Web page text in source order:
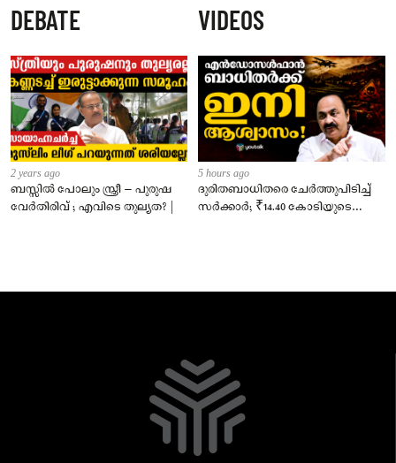
DEBATE
2 years ago
ബസ്സിൽ പോലും സ്ത്രീ – പുരുഷ
വേർതിരിവ് ; എവിടെ തുല്യത? |
VIDEOS
5 hours ago
ദുരിതബാധിതരെ ചേർത്തുപിടിച്ച്
സർക്കാർ; ₹14.40 കോടിയുടെ